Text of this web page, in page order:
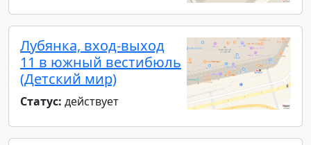
Лубянка, вход-выход
11 в южный вестибюль
(Детский мир)
Статус: действует